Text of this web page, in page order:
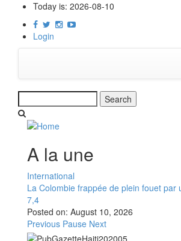
content
Today is: 2026-08-10
Login
A la une
International
La Colombie frappée de plein fouet par
7,4
Posted on: August 10, 2026
Previous Pause Next